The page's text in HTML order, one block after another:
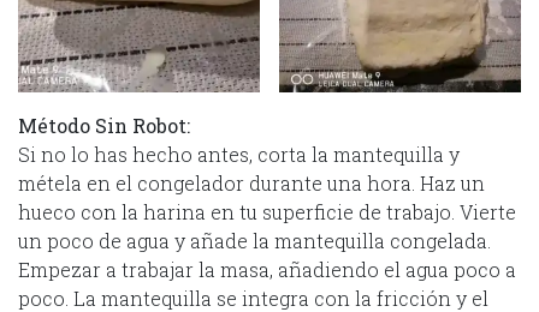
Método Sin Robot:
Si no lo has hecho antes, corta la mantequilla y
métela en el congelador durante una hora. Haz un
hueco con la harina en tu superficie de trabajo. Vierte
un poco de agua y añade la mantequilla congelada.
Empezar a trabajar la masa, añadiendo el agua poco a
poco. La mantequilla se integra con la fricción y el